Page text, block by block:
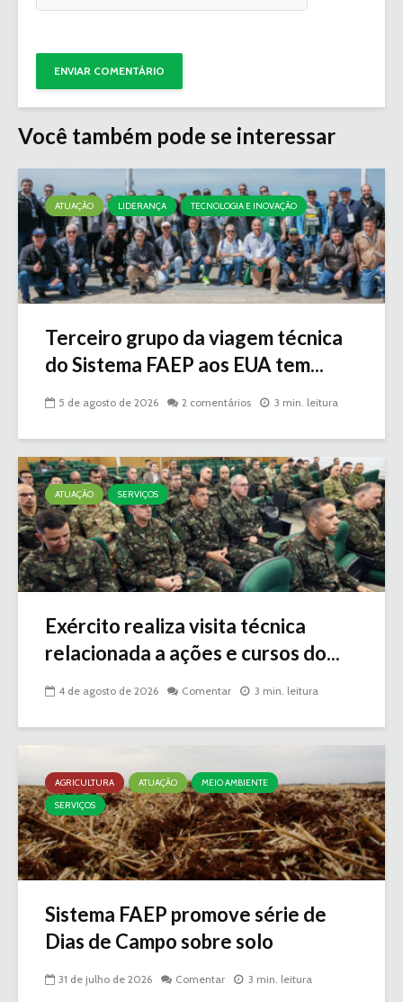
Você também pode se interessar
ATUAÇÃO LIDERANÇA TECNOLOGIA E INOVAÇÃO
Terceiro grupo da viagem técnica
do Sistema FAEP aos EUA tem...
5 de agosto de 2026 2 comentários 3 min. leitura
ATUAÇÃO SERVIÇOS
Exército realiza visita técnica
relacionada a ações e cursos do...
4 de agosto de 2026 Comentar 3 min. leitura
AGRICULTURA ATUAÇÃO
MEIO AMBIENTE
SERVIÇOS
Sistema FAEP promove série de
Dias de Campo sobre solo
31 de julho de 2026 Comentar 3 min. leitura